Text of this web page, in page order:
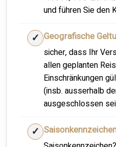
und führen Sie den
Geografische
sicher, dass Ihr
allen geplanten
Einschränkungen
(insb. ausserhalb
ausgeschlossen